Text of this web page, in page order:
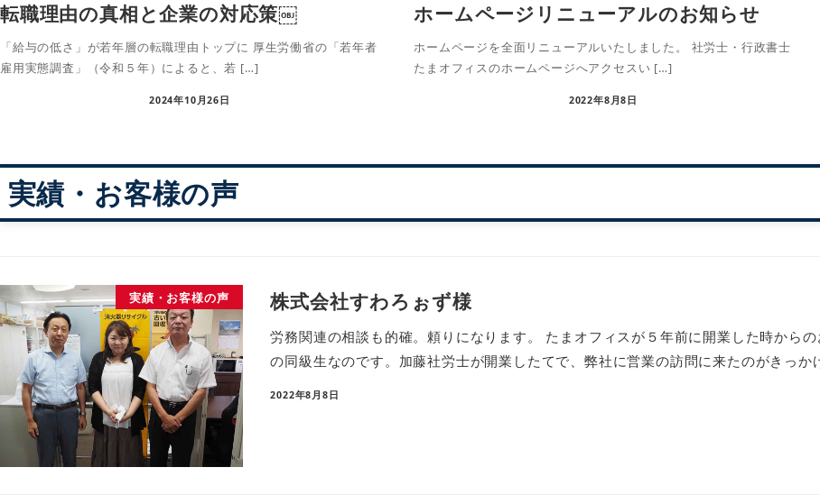
転職理由の真相と企業の対応策￼
「給与の低さ」が若年層の転職理由トップに 厚生労働省の「若年者
雇用実態調査」（令和５年）によると、若 […]
2024年10月26日
ホームページリニューアルのお知らせ
ホームページを全面リニューアルいたしました。 社労士・行政書士
たまオフィスのホームページへアクセスい […]
2022年8月8日
実績・お客様の声
実績・お客様の声 株式会社すわろぉず様
労務関連の相談も的確。頼りになります。 たまオフィスが５年前に開業した時から
の同級生なのです。加藤社労士が開業したてで、弊社に営業の訪問に来たのがきっ
2022年8月8日